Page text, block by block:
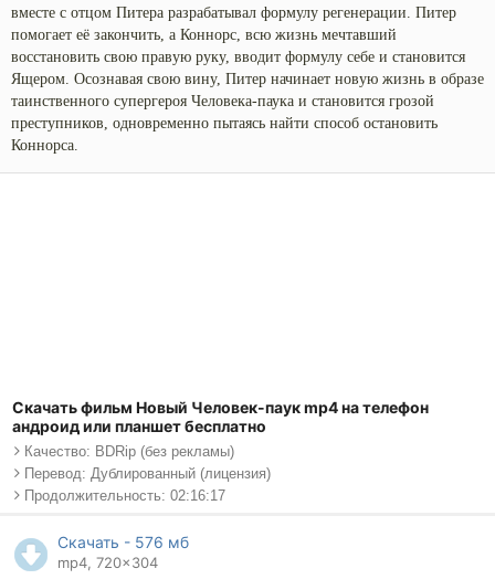
вместе с отцом Питера разрабатывал формулу регенерации. Питер
помогает её закончить, а Коннорс, всю жизнь мечтавший
восстановить свою правую руку, вводит формулу себе и становится
Ящером. Осознавая свою вину, Питер начинает новую жизнь в образе
таинственного супергероя Человека-паука и становится грозой
преступников, одновременно пытаясь найти способ остановить
Коннорса.
Скачать фильм Новый Человек-паук mp4 на телефон
андроид или планшет бесплатно
Качество: BDRip (без рекламы)
Перевод: Дублированный (лицензия)
Продолжительность: 02:16:17
Скачать - 576 мб
mp4, 720x304